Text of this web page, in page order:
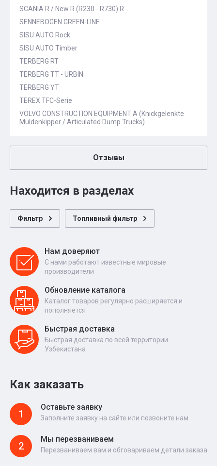
SCANIA R / New R (R230 - R730) R
SENNEBOGEN GREEN-LINE
SISU AUTO Rock
SISU AUTO Timber
TERBERG RT
TERBERG TT - URBIN
TERBERG YT
TEREX TFC-Serie
VOLVO CONSTRUCTION EQUIPMENT A (Knickgelenkte
Muldenkipper / Articulated Dump Trucks)
Отзывы
Находится в разделах
Фильтр Топливный фильтр
Нам доверяют
С нами работают известные мировые
производители
Обновление каталога
Каталог товаров регулярно расширяется и
пополняется
Быстрая доставка
Быстрая доставка по всей территории
Узбекистана
Как заказать
1
Оставьте заявку
Заполните заявку на сайте или позвоните нам
2
Мы перезваниваем
Перезваниваем вам и обговариваем детали заказа